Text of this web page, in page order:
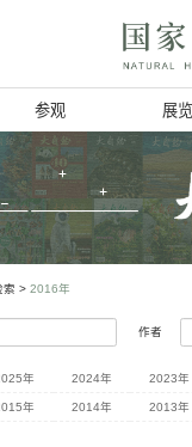
概况
博物馆简介
历史回顾
北京动物学会